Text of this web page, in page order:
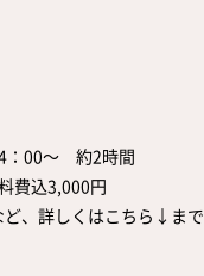
：00～ 約2時間
費込3,000円
ど、詳しくはこちら↓まで